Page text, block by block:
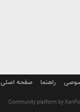
راهنما صفحه اصلی
Community platform by